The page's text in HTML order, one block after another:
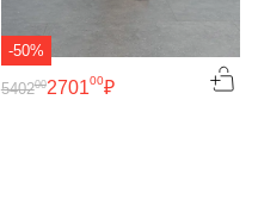
-50%
270100₽
540200